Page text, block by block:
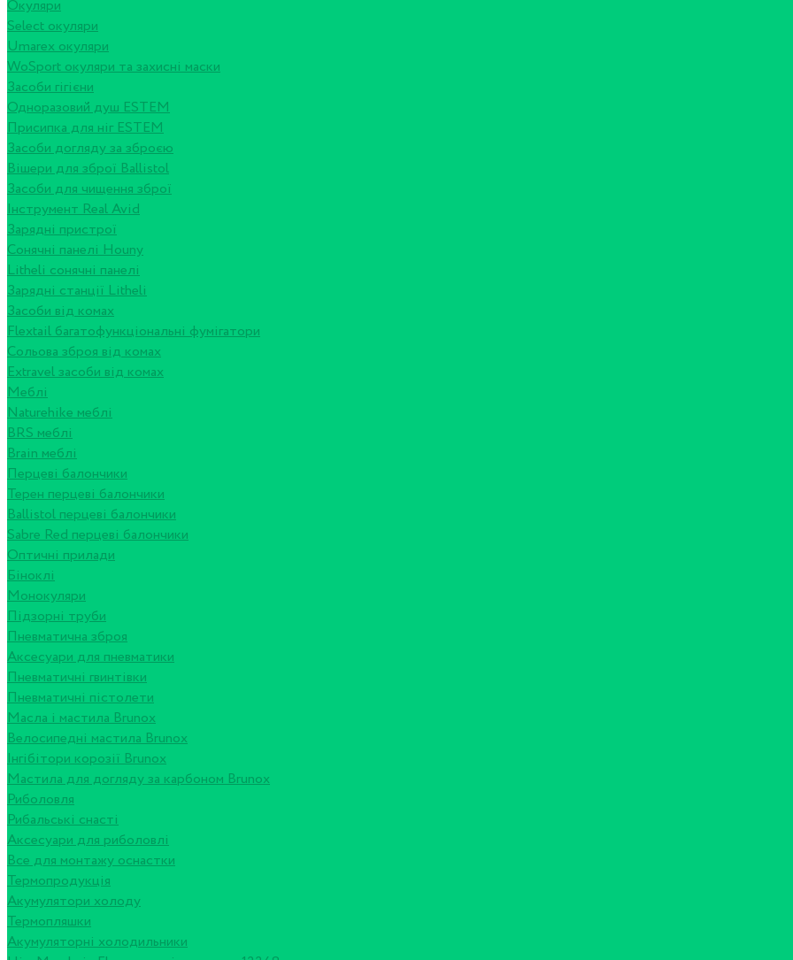
Окуляри
Select окуляри
Umarex окуляри
WoSport окуляри та захисні маски
Засоби гігієни
Одноразовий душ ESTEM
Присипка для ніг ESTEM
Засоби догляду за зброєю
Вішери для зброї Ballistol
Засоби для чищення зброї
Інструмент Real Avid
Зарядні пристрої
Сонячні панелі Houny
Litheli сонячні панелі
Зарядні станції Litheli
Засоби від комах
Flextail багатофункціональні фумігатори
Сольова зброя від комах
Extravel засоби від комах
Меблі
Naturehike меблі
BRS меблі
Brain меблі
Перцеві балончики
Терен перцеві балончики
Ballistol перцеві балончики
Sabre Red перцеві балончики
Оптичні прилади
Біноклі
Монокуляри
Підзорні труби
Пневматична зброя
Аксесуари для пневматики
Пневматичні гвинтівки
Пневматичні пістолети
Масла і мастила Brunox
Велосипедні мастила Brunox
Інгібітори корозії Brunox
Мастила для догляду за карбоном Brunox
Риболовля
Рибальські снасті
Аксесуари для риболовлі
Все для монтажу оснастки
Термопродукція
Акумулятори холоду
Термопляшки
Акумуляторні холодильники